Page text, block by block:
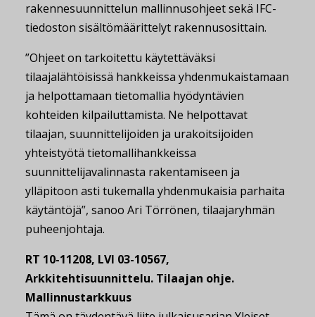
rakennesuunnittelun mallinnusohjeet sekä IFC-
tiedoston sisältömäärittelyt rakennusosittain.
”Ohjeet on tarkoitettu käytettäväksi
tilaajalähtöisissä hankkeissa yhdenmukaistamaan
ja helpottamaan tietomallia hyödyntävien
kohteiden kilpailuttamista. Ne helpottavat
tilaajan, suunnittelijoiden ja urakoitsijoiden
yhteistyötä tietomallihankkeissa
suunnittelijavalinnasta rakentamiseen ja
ylläpitoon asti tukemalla yhdenmukaisia parhaita
käytäntöjä”, sanoo Ari Törrönen, tilaajaryhmän
puheenjohtaja.
RT 10-11208, LVI 03-10567,
Arkkitehtisuunnittelu. Tilaajan ohje.
Mallinnustarkkuus